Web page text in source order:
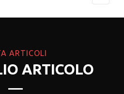
ARTICOLI
ARTICOLO